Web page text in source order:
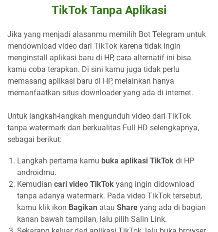
TikTok Tanpa Aplikasi
Jika yang menjadi alasanmu memilih Bot Telegram untuk
mendownload video dari TikTok karena tidak ingin
menginstall aplikasi baru di HP, cara alternatif ini bisa
kamu coba terapkan. Di sini kamu juga tidak perlu
memasang aplikasi baru di HP, melainkan hanya
memanfaatkan situs downloader yang ada di internet.
Untuk langkah-langkah mengunduh video dari TikTok
tanpa watermark dan berkualitas Full HD selengkapnya,
sebagai berikut:
Langkah pertama kamu buka aplikasi TikTok di HP
androidmu.
Kemudian cari video TikTok yang ingin didownload
tanpa adanya watermark. Pada video TikTok tersebut,
kamu klik ikon Bagikan atau Share yang ada di bagian
kanan bawah tampilan, lalu pilih Salin Link.